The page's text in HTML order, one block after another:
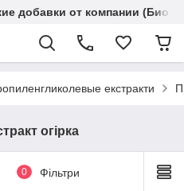
добавки от компании
екстракти
огірка
0 Фільтри